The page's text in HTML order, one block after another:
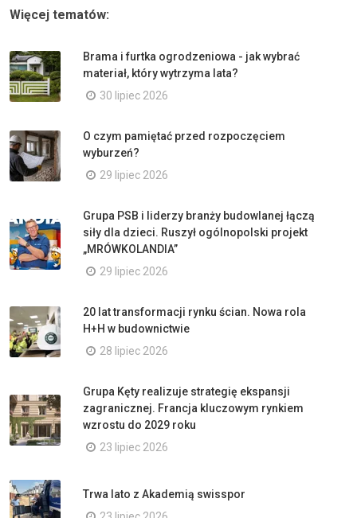
Więcej tematów:
Brama i furtka ogrodzeniowa - jak wybrać
materiał, który wytrzyma lata?
30 lipiec 2026
O czym pamiętać przed rozpoczęciem
wyburzeń?
29 lipiec 2026
Grupa PSB i liderzy branży budowlanej łączą
siły dla dzieci. Ruszył ogólnopolski projekt
„MRÓWKOLANDIA”
29 lipiec 2026
20 lat transformacji rynku ścian. Nowa rola
H+H w budownictwie
28 lipiec 2026
Grupa Kęty realizuje strategię ekspansji
zagranicznej. Francja kluczowym rynkiem
wzrostu do 2029 roku
23 lipiec 2026
Trwa lato z Akademią swisspor